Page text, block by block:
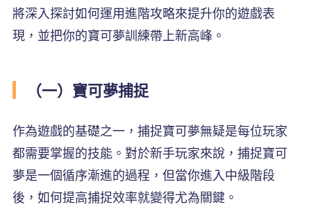
將深入探討如何運用進階攻略來提升你的遊戲表
現，並把你的寶可夢訓練帶上新高峰。
（一）寶可夢捕捉
作為遊戲的基礎之一，捕捉寶可夢無疑是每位玩家
都需要掌握的技能。對於新手玩家來說，捕捉寶可
夢是一個循序漸進的過程，但當你進入中級階段
後，如何提高捕捉效率就變得尤為關鍵。